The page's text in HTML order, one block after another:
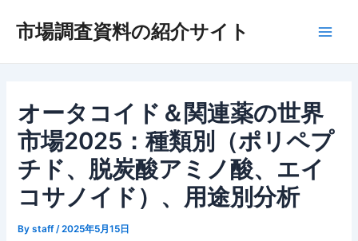
市場調査資料の紹介サイト
オータコイド＆関連薬の世界
市場2025：種類別（ポリペプ
チド、脱炭酸アミノ酸、エイ
コサノイド）、用途別分析
Bystaff /2025年5月15日